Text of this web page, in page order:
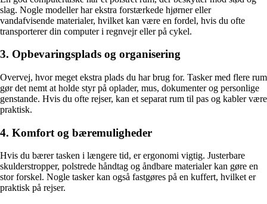
slag. Nogle modeller har ekstra forstærkede hjørner eller
vandafvisende materialer, hvilket kan være en fordel, hvis du ofte
transporterer din computer i regnvejr eller på cykel.
3. Opbevaringsplads og organisering
Overvej, hvor meget ekstra plads du har brug for. Tasker med flere rum
gør det nemt at holde styr på oplader, mus, dokumenter og personlige
genstande. Hvis du ofte rejser, kan et separat rum til pas og kabler være
praktisk.
4. Komfort og bæremuligheder
Hvis du bærer tasken i længere tid, er ergonomi vigtig. Justerbare
skulderstropper, polstrede håndtag og åndbare materialer kan gøre en
stor forskel. Nogle tasker kan også fastgøres på en kuffert, hvilket er
praktisk på rejser.